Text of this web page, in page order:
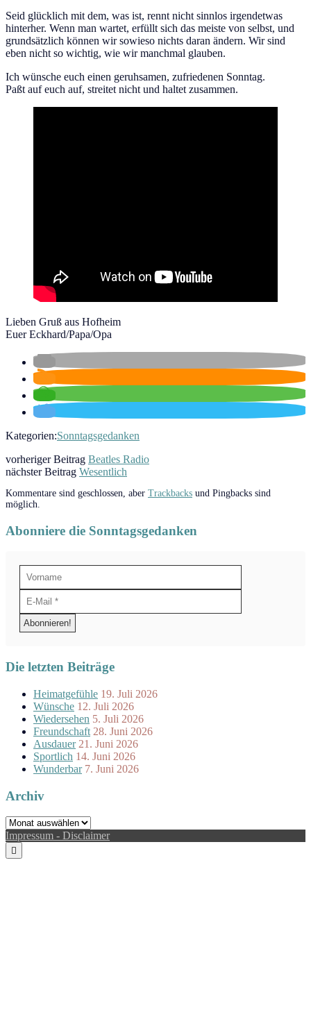
Seid glücklich mit dem, was ist, rennt nicht sinnlos irgendetwas
hinterher. Wenn man wartet, erfüllt sich das meiste von selbst, und
grundsätzlich können wir sowieso nichts daran ändern. Wir sind
eben nicht so wichtig, wie wir manchmal glauben.
Ich wünsche euch einen geruhsamen, zufriedenen Sonntag.
Paßt auf euch auf, streitet nicht und haltet zusammen.
Lieben Gruß aus Hofheim
Euer Eckhard/Papa/Opa
Kategorien:Sonntagsgedanken
vorheriger Beitrag Beatles Radio
nächster Beitrag Wesentlich
Kommentare sind geschlossen, aber Trackbacks und Pingbacks sind
möglich.
Abonniere die Sonntagsgedanken
Die letzten Beiträge
Heimatgefühle 19. Juli 2026
Wünsche 12. Juli 2026
Wiedersehen 5. Juli 2026
Freundschaft 28. Juni 2026
Ausdauer 21. Juni 2026
Sportlich 14. Juni 2026
Wunderbar 7. Juni 2026
Archiv
Archiv
Impressum - Disclaimer
Scroll
to